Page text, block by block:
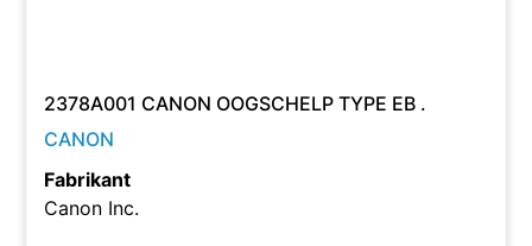
2378A001 CANON OOGSCHELP TYPE EB .
CANON
Fabrikant
Canon Inc.